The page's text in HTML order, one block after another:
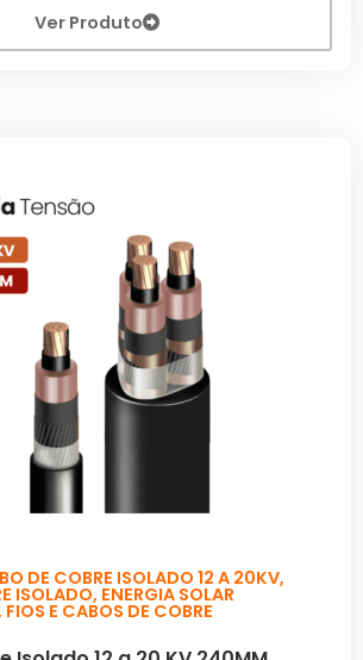
Ver Produto
DE COBRE ISOLADO 12 A 20KV,
ISOLADO, ENERGIA SOLAR
FIOS E CABOS DE COBRE